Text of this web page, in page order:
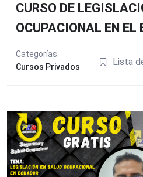
CURSO DE
OCUPACIONAL EN EL
Categorías:
Cursos Privados
Lista